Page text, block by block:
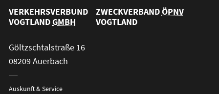
VERKEHRSVERBUND
VOGTLANDGMBH
ZWECKVERBANDÖPNV
VOGTLAND
Göltzschtalstraße 16
08209 Auerbach
Auskunft & Service